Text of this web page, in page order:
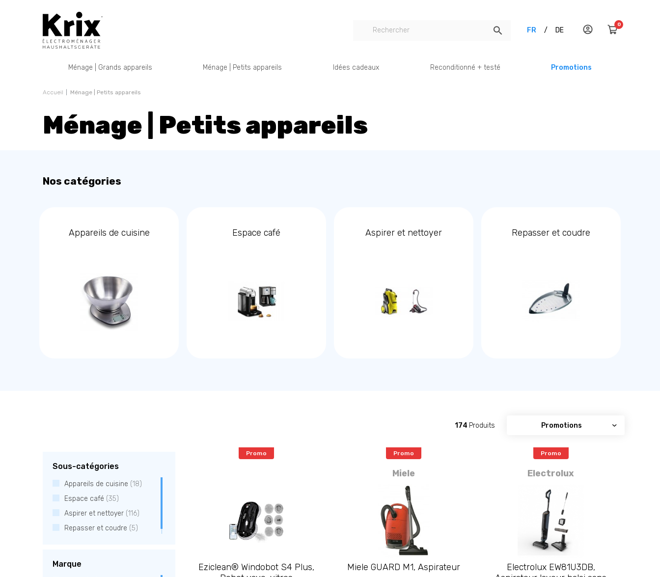
FR / DE
0
Ménage | Grands appareils Ménage | Petits appareils Idées cadeaux Reconditionné + testé Promotions
Accueil Ménage | Petits appareils
Ménage | Petits appareils
Nos catégories
Appareils de cuisine Espace café Aspirer et nettoyer Repasser et coudre
174 Produits
Sous-catégories
Appareils de cuisine (18)
Espace café (35)
Aspirer et nettoyer (116)
Repasser et coudre (5)
Marque
Promo
Eziclean® Windobot S4 Plus,
Promo
Miele
Miele GUARD M1, Aspirateur
Promo
Electrolux
Electrolux EW81U3DB,